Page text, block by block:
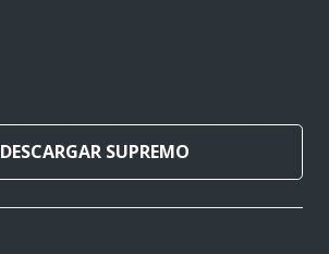
DESCARGAR SUPREMO